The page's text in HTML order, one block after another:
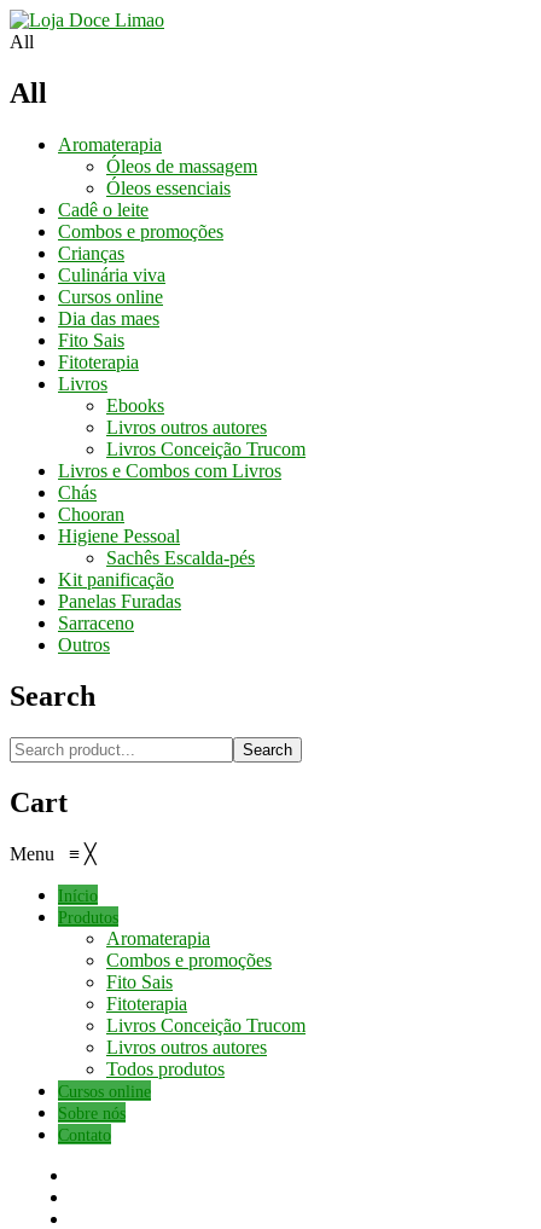
All
All
Aromaterapia
Óleos de massagem
Óleos essenciais
Cadê o leite
Combos e promoções
Crianças
Culinária viva
Cursos online
Dia das maes
Fito Sais
Fitoterapia
Livros
Ebooks
Livros outros autores
Livros Conceição Trucom
Livros e Combos com Livros
Chás
Chooran
Higiene Pessoal
Sachês Escalda-pés
Kit panificação
Panelas Furadas
Sarraceno
Outros
Search
Search
Cart
Menu ≡ ╳
Início
Produtos
Aromaterapia
Combos e promoções
Fito Sais
Fitoterapia
Livros Conceição Trucom
Livros outros autores
Todos produtos
Cursos online
Sobre nós
Contato